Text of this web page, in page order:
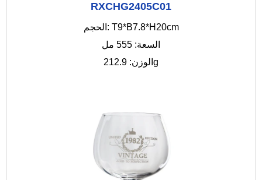
RXCHG2405C01
الحجم: T9*B7.8*H20cm
السعة: 555 مل
الوزن: 212.9g